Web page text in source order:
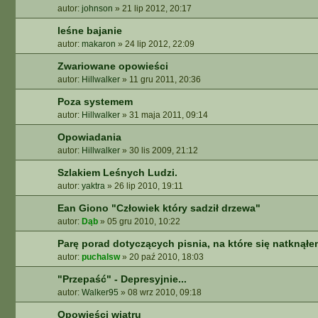
autor: johnson » 21 lip 2012, 20:17
leśne bajanie
autor: makaron » 24 lip 2012, 22:09
Zwariowane opowieści
autor: Hillwalker » 11 gru 2011, 20:36
Poza systemem
autor: Hillwalker » 31 maja 2011, 09:14
Opowiadania
autor: Hillwalker » 30 lis 2009, 21:12
Szlakiem Leśnych Ludzi.
autor: yaktra » 26 lip 2010, 19:11
Ean Giono "Człowiek który sadził drzewa"
autor: Dąb » 05 gru 2010, 10:22
Parę porad dotyczących pisnia, na które się
autor: puchalsw» 20 paź 2010, 18:03
"Przepaść" - Depresyjnie...
autor: Walker95 » 08 wrz 2010, 09:18
Opowieści wiatru